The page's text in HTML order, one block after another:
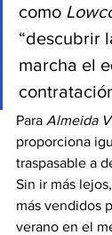
como
“descubrir
marcha el
Para Almeida
proporciona
traspasable a
Sin ir más
más vendidos
verano en el